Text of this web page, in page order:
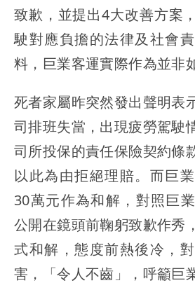
致歉，並提出4大改善方案
駛對應負擔的法律及社會
料，巨業客運實際作為並非
死者家屬昨突然發出聲明表
司排班失當，出現疲勞駕駛
司所投保的責任保險契約條
以此為由拒絕理賠。而巨
30萬元作為和解，對照巨
公開在鏡頭前鞠躬致歉作秀
式和解，態度前熱後冷，
害，「令人不齒」，呼籲巨